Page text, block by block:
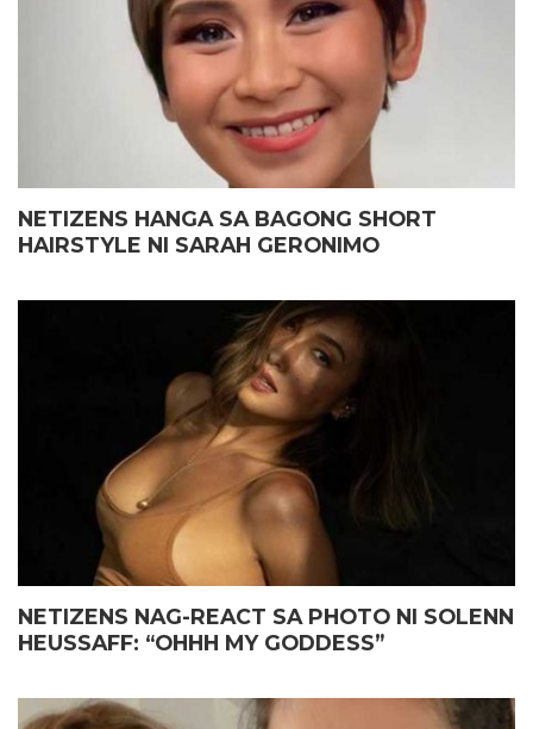
NETIZENS HANGA SA BAGONG SHORT
HAIRSTYLE NI SARAH GERONIMO
NETIZENS NAG-REACT SA PHOTO NI SOLENN
HEUSSAFF: “OHHH MY GODDESS”